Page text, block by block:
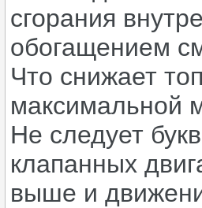
сгорания
обогащением
Что снижает
максимальной
Не следует
клапанных
выше и